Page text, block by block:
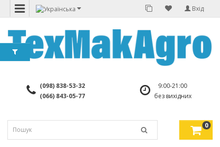
Вхід
(098) 838-53-32
(066) 843-05-77
9:00-21:00
без вихідних
0